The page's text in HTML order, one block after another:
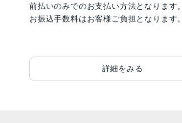
前払いのみでのお支払い方法となります。
お振込手数料はお客様ご負担となります。
詳細をみる